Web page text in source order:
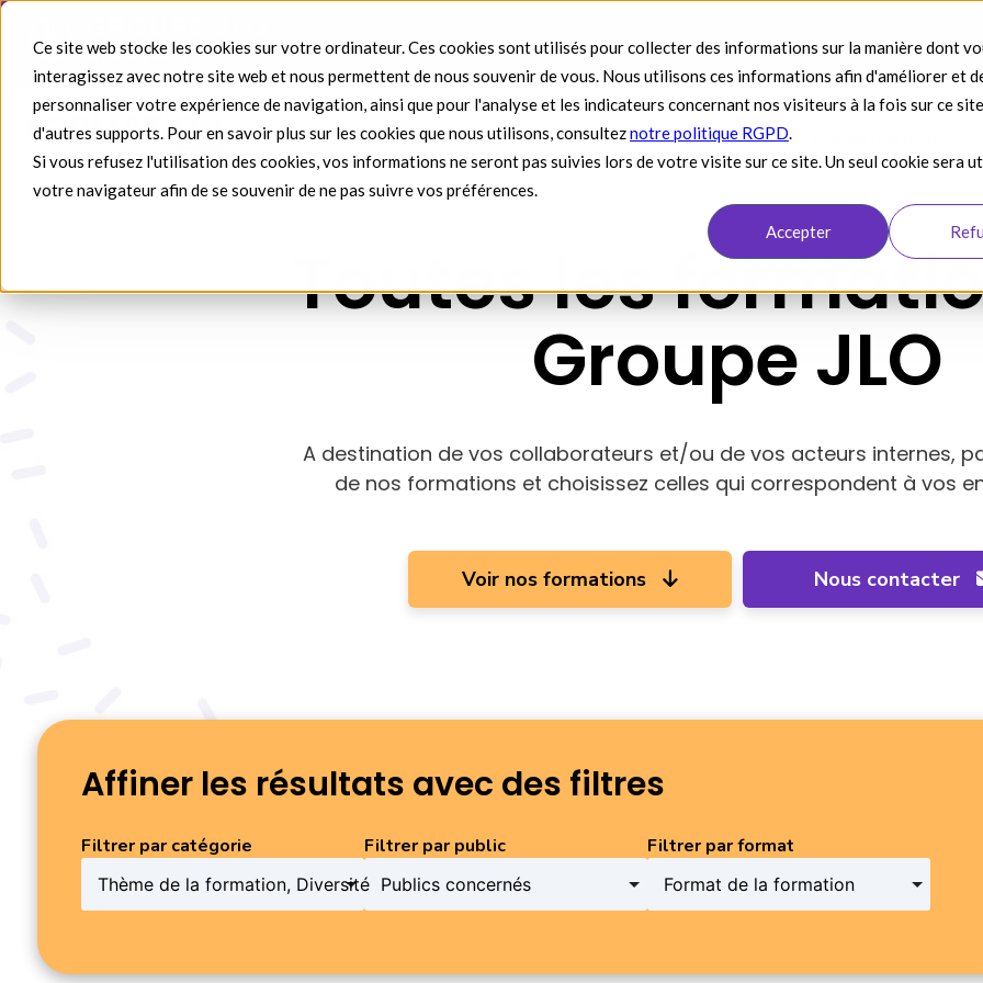
Ce site web stocke les cookies sur votre ordinateur. Ces cookies sont utilisés pour collecter des informations sur la manière dont
interagissez avec notre site web et nous permettent de nous souvenir de vous. Nous utilisons ces informations afin d'améliorer et
personnaliser votre expérience de navigation, ainsi que pour l'analyse et les indicateurs concernant nos visiteurs à la fois sur ce
d'autres supports. Pour en savoir plus sur les cookies que nous utilisons, consulteznotre politique RGPD.
Si vous refusez l'utilisation des cookies, vos informations ne seront pas suivies lors de votre visite sur ce site. Un seul cookie sera
votre navigateur afin de se souvenir de ne pas suivre vos préférences.
Accepter
Conseil Accompagnement - soutien Formation
Domaines de formation Formations Inter Formations Digital learning
Toutes les
Groupe JLO
A destination de vos collaborateurs et/ou de vos acteurs internes,
de nos formations et choisissez celles qui correspondent à vos
Voir nos formations Nous contacter
Affiner les résultats avec des filtres
recherche
formations
Chaque liste est un champ à sélection multiple. Maintenez la touche Ctrl ou Command enfoncée pour sélectionner
Filtrer par catégorie Filtrer par public Filtrer par format